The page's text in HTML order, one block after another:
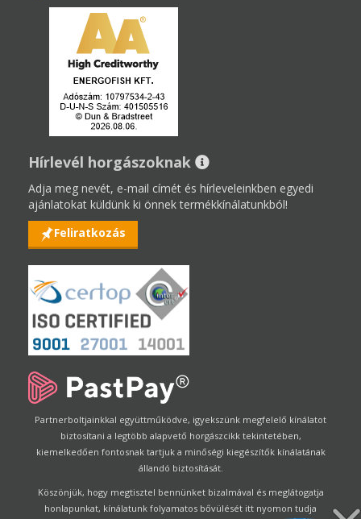
Hírlevél horgászoknak
Adja meg nevét, e-mail címét és hírleveleinkben egyedi
ajánlatokat küldünk ki önnek termékkínálatunkból!
Feliratkozás
Partnerboltjainkkal együttműködve, igyekszünk megfelelő kínálatot
biztosítani a legtöbb alapvető horgászcikk tekintetében,
kiemelkedően fontosnak tartjuk a minőségi kiegészítők kínálatának
állandó biztosítását.
Köszönjük, hogy megtisztel bennünket bizalmával és meglátogatja
honlapunkat, kínálatunk folyamatos bővülését itt nyomon tudja